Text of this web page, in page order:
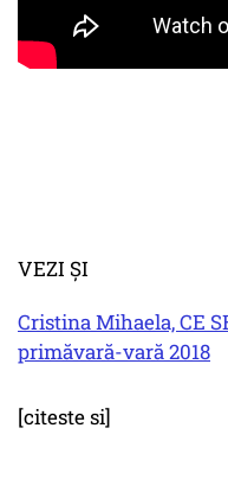
VEZI ȘI
Cristina Mihaela, CE
primăvară-vară 2018
[citeste si]